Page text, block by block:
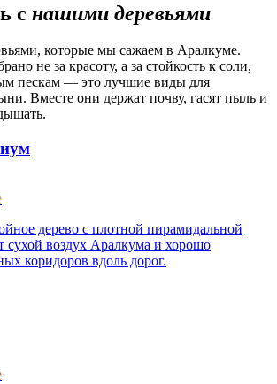
с нашими деревьями
которые мы сажаем в Аралкуме.
не за красоту, а за стойкость к соли,
пескам — это лучшие виды для
Вместе они держат почву, гасят пыль и
дерево с плотной пирамидальной
сухой воздух Аралкума и хорошо
коридоров вдоль дорог.